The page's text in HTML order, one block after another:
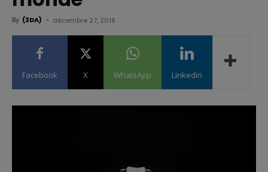
By (3DA) - décembre 27, 2018
Facebook X WhatsApp Linkedin